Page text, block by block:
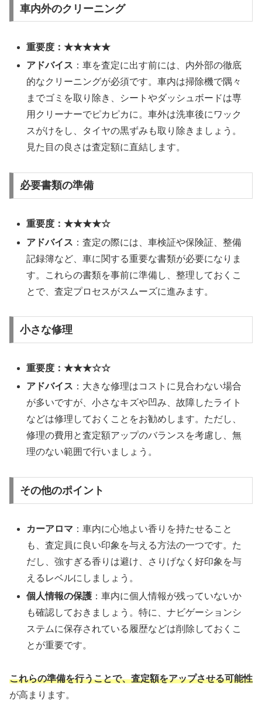
車内外のクリーニング
重要度：★★★★★
アドバイス ：車を査定に出す前には、内外部の徹底
的なクリーニングが必須です。車内は掃除機で隅々
までゴミを取り除き、シートやダッシュボードは専
用クリーナーでピカピカに。車外は洗車後にワック
スがけをし、タイヤの黒ずみも取り除きましょう。
見た目の良さは査定額に直結します。
必要書類の準備
重要度：★★★★☆
アドバイス ：査定の際には、車検証や保険証、整備
記録簿など、車に関する重要な書類が必要になりま
す。これらの書類を事前に準備し、整理しておくこ
とで、査定プロセスがスムーズに進みます。
小さな修理
重要度：★★★☆☆
アドバイス ：大きな修理はコストに見合わない場合
が多いですが、小さなキズや凹み、故障したライト
などは修理しておくことをお勧めします。ただし、
修理の費用と査定額アップのバランスを考慮し、無
理のない範囲で行いましょう。
その他のポイント
カーアロマ ：車内に心地よい香りを持たせること
も、査定員に良い印象を与える方法の一つです。た
だし、強すぎる香りは避け、さりげなく好印象を与
えるレベルにしましょう。
個人情報の保護 ：車内に個人情報が残っていないか
も確認しておきましょう。特に、ナビゲーションシ
ステムに保存されている履歴などは削除しておくこ
とが重要です。
これらの準備を行うことで、査定額をアップさせる可能性
が高まります。